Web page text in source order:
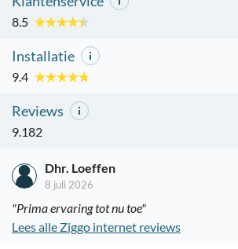
8.5
Installatie
9.4
Reviews
9.182
Dhr. Loeffen
8 juli 2026
"Prima ervaring tot nu toe"
Lees alle Ziggo internet reviews